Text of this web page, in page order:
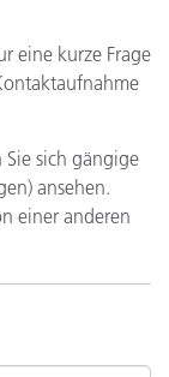
eine kurze Frage
Sie sich gängige
ansehen.
einer anderen